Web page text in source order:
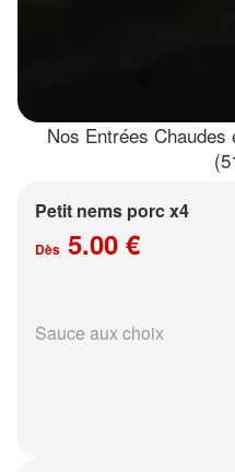
Nos Entrées
Petit nems porc x4
Dès 5.00 €
Sauce aux choix